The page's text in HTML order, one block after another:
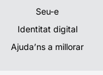
Seu-e
Identitat digital
Ajuda’ns a millorar